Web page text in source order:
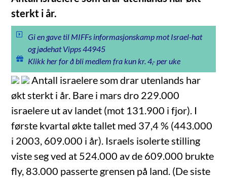
sterkt i år.
Gi en gave til MIFFs informasjonskamp mot Israel-hat
og jødehat Vipps 44945
Klikk her for å bli medlem fra kun kr. 4,- per uke
Antall israelere som drar utenlands har
økt sterkt i år. Bare i mars dro 229.000
israelere ut av landet (mot 131.900 i fjor). I
første kvartal økte tallet med 37,4 % (443.000
i 2003, 609.000 i år). Israels isolerte stilling
viste seg ved at 524.000 av de 609.000 brukte
fly, 83.000 passerte grensen på land. (De siste